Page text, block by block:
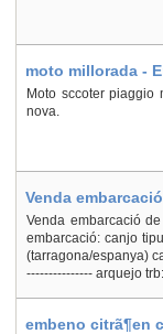
moto millorada -
Moto sccoter
nova.
Venda
Venda embarcació
embarcació: canjo
(tarragona/espanya)
--------------- arquejo
embeno citrã¶en